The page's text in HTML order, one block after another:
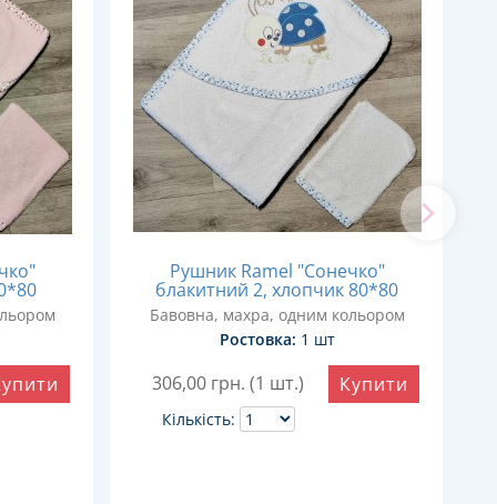
Рушник Ramel "Сонечко"
блакитний 2, хлопчик 80*80
Бавовна, махра, одним кольором
Ростовка: 1 шт
306,00 грн. (1 шт.)
Кількість:
Купити